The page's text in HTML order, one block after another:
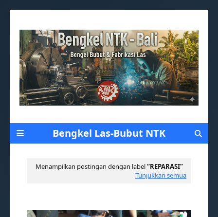
Bengkel Las-Bubut NTK
Menampilkan postingan dengan label REPARASI
Tunjukkan semua